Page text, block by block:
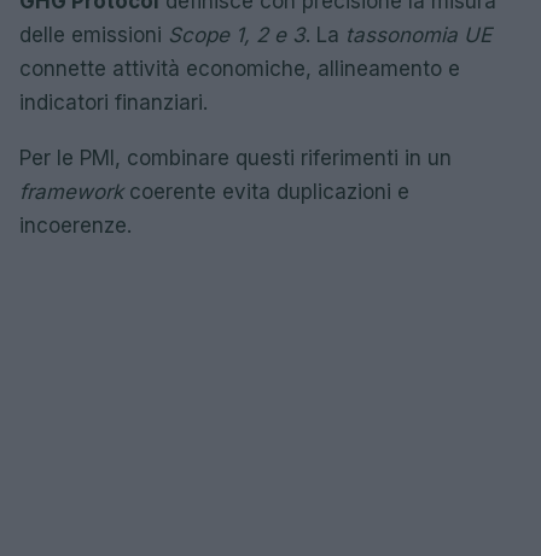
delle emissioni Scope 1, 2 e 3. La tassonomia UE
connette attività economiche, allineamento e
indicatori finanziari.
Per le PMI, combinare questi riferimenti in un
frameworkcoerente evita duplicazioni e
incoerenze.